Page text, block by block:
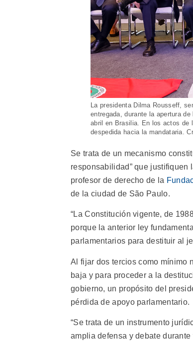
La presidenta Dilma Rousseff,
entregada, durante la apertura
abril en Brasilia. En los actos de
despedida hacia la mandataria.
Se trata de un mecanismo
responsabilidad” que
profesor de derecho de la
de la ciudad de São Paulo.
“La Constitución vigente, de
porque la anterior ley
parlamentarios para destituir al
Al fijar dos tercios como mínimo
baja y para proceder a la
gobierno, un propósito del
pérdida de apoyo parlamentario.
“Se trata de un instrumento
amplia defensa y debate